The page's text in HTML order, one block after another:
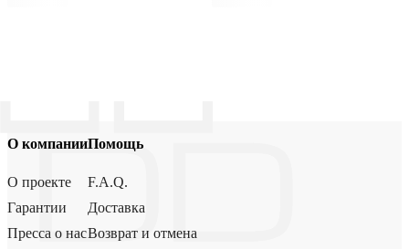
О компании
О проекте
Гарантии
Пресса о нас
Помощь
F.A.Q.
Доставка
Возврат и отмена